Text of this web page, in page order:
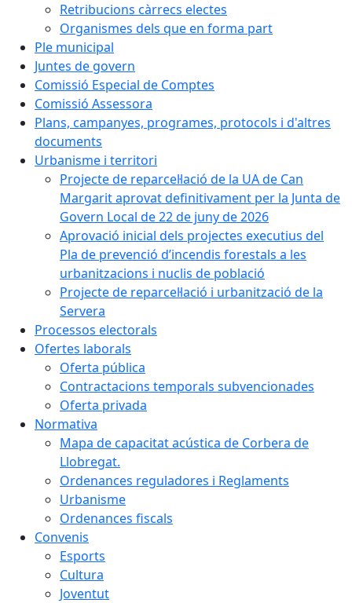
Retribucions càrrecs electes
Organismes dels que en forma part
Ple municipal
Juntes de govern
Comissió Especial de Comptes
Comissió Assessora
Plans, campanyes, programes, protocols i d'altres
documents
Urbanisme i territori
Projecte de reparcel·lació de la UA de Can
Margarit aprovat definitivament per la Junta de
Govern Local de 22 de juny de 2026
Aprovació inicial dels projectes executius del
Pla de prevenció d’incendis forestals a les
urbanitzacions i nuclis de població
Projecte de reparcel·lació i urbanització de la
Servera
Processos electorals
Ofertes laborals
Oferta pública
Contractacions temporals subvencionades
Oferta privada
Normativa
Mapa de capacitat acústica de Corbera de
Llobregat.
Ordenances reguladores i Reglaments
Urbanisme
Ordenances fiscals
Convenis
Esports
Cultura
Joventut